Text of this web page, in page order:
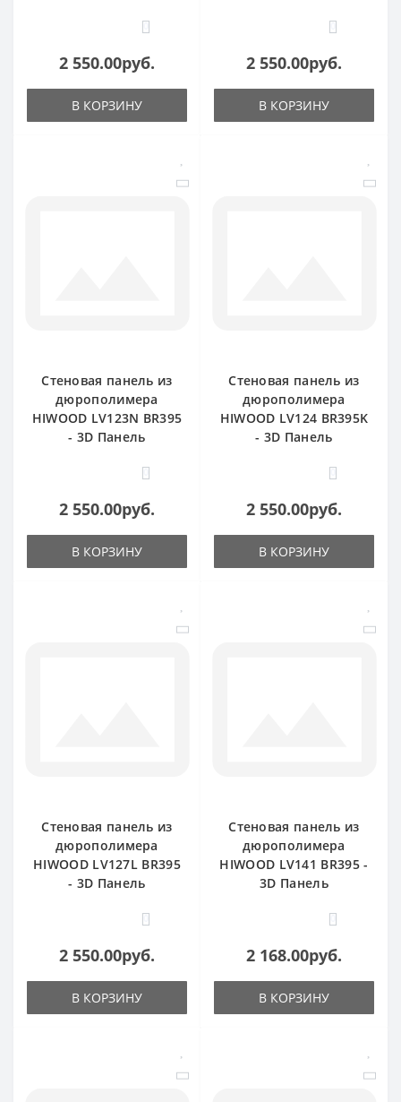
0
2 550.00руб.
В КОРЗИНУ
0
2 550.00руб.
В КОРЗИНУ
Стеновая панель из
дюрополимера
HIWOOD LV123N BR395
- 3D Панель
0
2 550.00руб.
В КОРЗИНУ
Стеновая панель из
дюрополимера
HIWOOD LV124 BR395K
- 3D Панель
0
2 550.00руб.
В КОРЗИНУ
Стеновая панель из
дюрополимера
HIWOOD LV127L BR395
- 3D Панель
0
2 550.00руб.
В КОРЗИНУ
Стеновая панель из
дюрополимера
HIWOOD LV141 BR395 -
3D Панель
0
2 168.00руб.
В КОРЗИНУ